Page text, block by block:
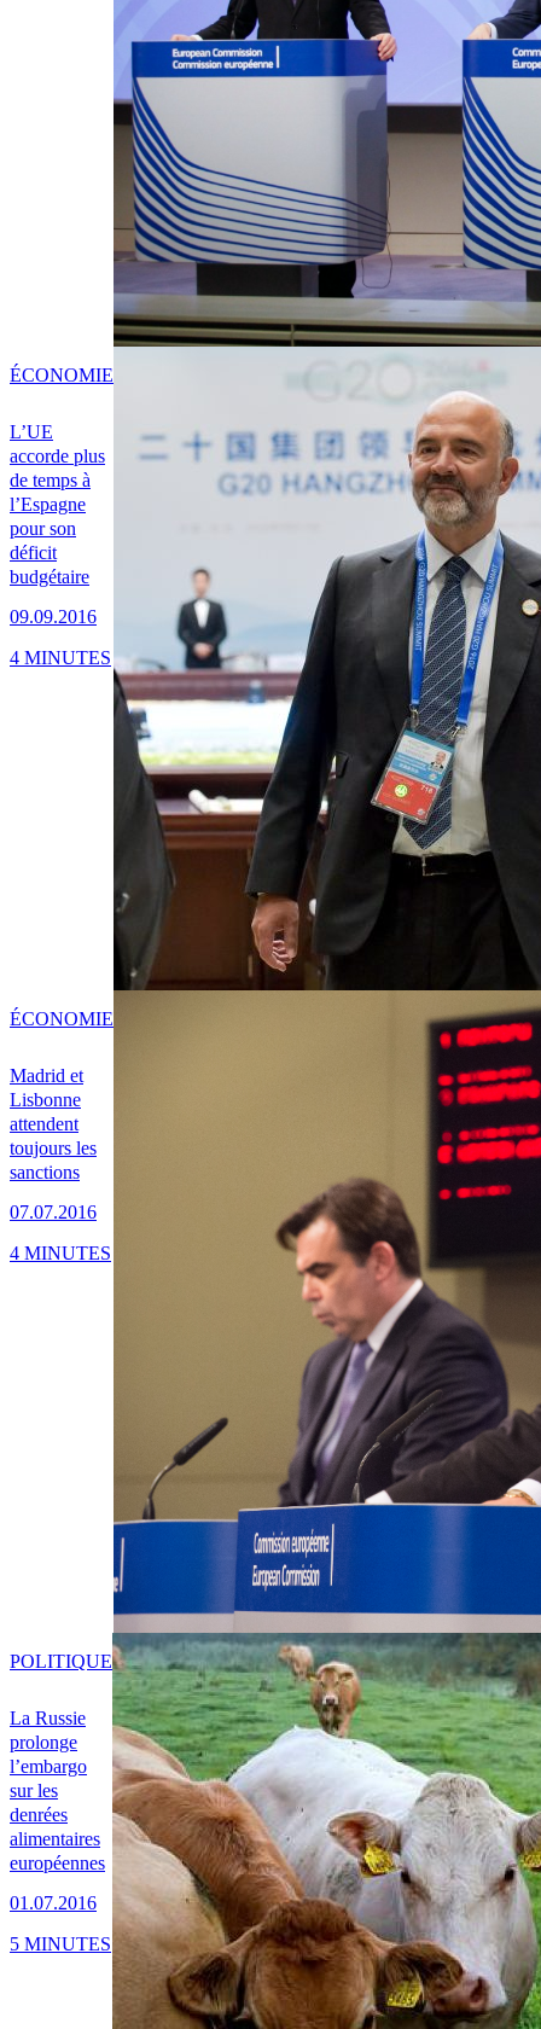
L’UE
accorde plus
de temps à
l’Espagne
pour son
déficit
budgétaire
09.09.2016
ÉCONOMIE
4 MINUTES
Madrid et
Lisbonne
attendent
toujours les
sanctions
07.07.2016
ÉCONOMIE
4 MINUTES
La Russie
prolonge
l’embargo
sur les
denrées
alimentaires
européennes
01.07.2016
POLITIQUE
5 MINUTES